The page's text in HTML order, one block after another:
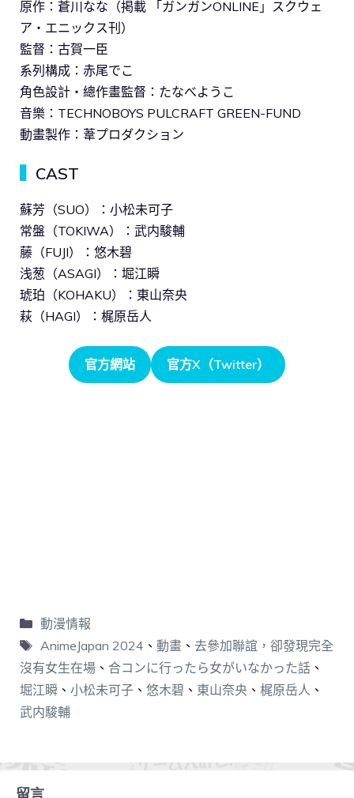
原作：蒼川なな（掲載 「ガンガンONLINE」スクウェ
ア・エニックス刊）
監督：古賀一臣
系列構成：赤尾でこ
角色設計・總作畫監督：たなべようこ
音樂：TECHNOBOYS PULCRAFT GREEN-FUND
動畫製作：葦プロダクション
CAST
蘇芳（SUO）：小松未可子
常盤（TOKIWA）：武内駿輔
藤（FUJI）：悠木碧
浅葱（ASAGI）：堀江瞬
琥珀（KOHAKU）：東山奈央
萩（HAGI）：梶原岳人
官方網站 官方X（Twitter）
動漫情報
AnimeJapan 2024 、 動畫、 去參加聯誼，卻發現完全
沒有女生在場 、 合コンに行ったら女がいなかった話 、
堀江瞬 、 小松未可子 、 悠木碧 、 東山奈央 、 梶原岳人 、
武内駿輔